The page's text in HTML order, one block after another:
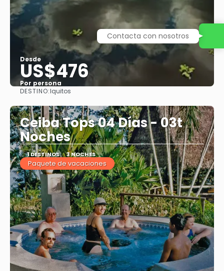
Desde
US$476
Por persona
DESTINO:Iquitos
Ceiba Tops 04 Días - 03t
Noches
1 DESTINOS 3 NOCHES
Paquete de vacaciones
Contacta con nosotros